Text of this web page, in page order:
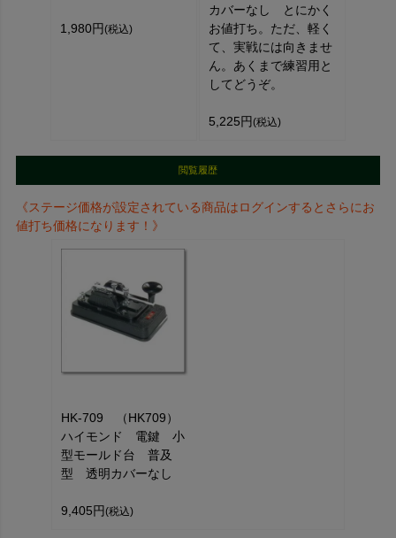
1,980円 (税込)
カバーなし とにかく
お値打ち。ただ、軽く
て、実戦には向きませ
ん。あくまで練習用と
してどうぞ。
5,225円 (税込)
閲覧履歴
《ステージ価格が設定されている商品はログインするとさらにお
値打ち価格になります！》
HK-709 （HK709）
ハイモンド 電鍵 小
型モールド台 普及
型 透明カバーなし
9,405円 (税込)